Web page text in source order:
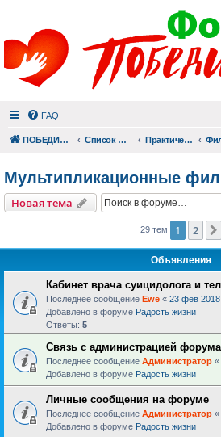
FAQ
ПОБЕДИШЬ.РУ Список форумов Практический раздел
Мультипликационные
Новая тема
29 тем 1 2
Объявления
Кабинет врача суицидолога и
Последнее сообщение Ewe « 23 фев
Добавлено в форуме Радость жизни
Ответы: 5
Связь с администрацией форума
Последнее сообщение Администратор «
Добавлено в форуме Радость жизни
Личные сообщения на форуме
Последнее сообщение Администратор «
Добавлено в форуме Радость жизни